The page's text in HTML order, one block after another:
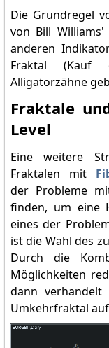
Die Grundregel
von Bill
anderen
Fraktal (Kauf
Alligatorzähne
Fraktale
Level
Eine weitere
Fraktalen mit
der Probleme
finden, um eine
eines der
ist die Wahl des
Durch die
Möglichkeiten
dann
Umkehrfraktal